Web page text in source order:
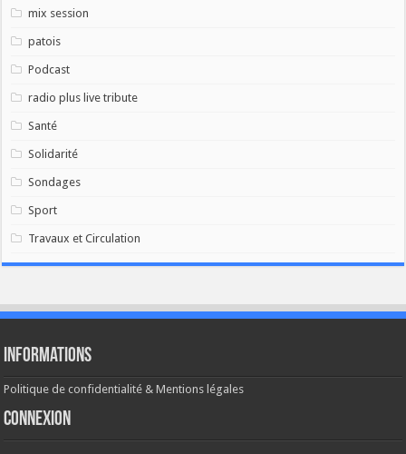
mix session
patois
Podcast
radio plus live tribute
Santé
Solidarité
Sondages
Sport
Travaux et Circulation
Informations
Politique de confidentialité & Mentions légales
Connexion